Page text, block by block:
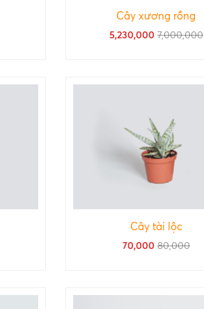
Cây xương rồng
5,230,000 7,000,000
Cây tài lộc
70,000 80,000